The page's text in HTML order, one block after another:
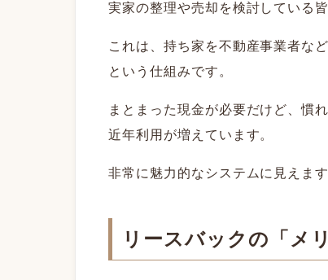
実家の整理や売却を検討している皆
これは、持ち家を不動産事業者な
という仕組みです。
まとまった現金が必要だけど、慣
近年利用が増えています。
非常に魅力的なシステムに見えます
リースバックの「メ